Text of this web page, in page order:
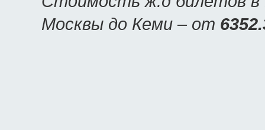
Москвы до Кеми – от